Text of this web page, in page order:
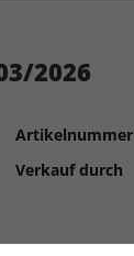
2026
Artikelnummer
Verkauf durch